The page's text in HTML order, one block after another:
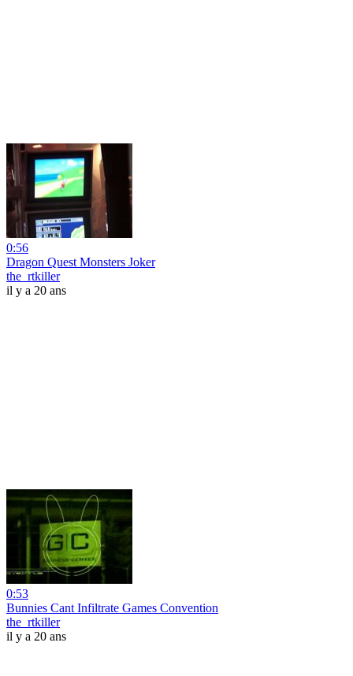
0:56
Dragon Quest Monsters Joker
the_rtkiller
il y a 20 ans
0:53
Bunnies Cant Infiltrate Games Convention
the_rtkiller
il y a 20 ans